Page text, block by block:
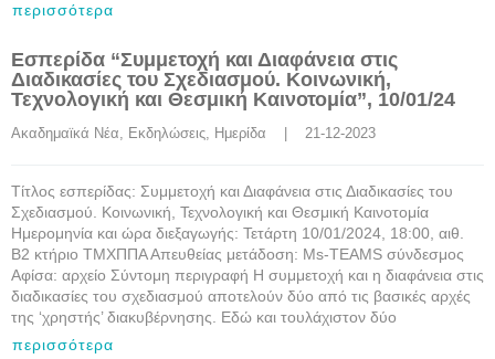
περισσότερα
Εσπερίδα “Συμμετοχή και Διαφάνεια στις
Διαδικασίες του Σχεδιασμού. Κοινωνική,
Τεχνολογική και Θεσμική Καινοτομία”, 10/01/24
Ακαδημαϊκά Νέα, Εκδηλώσεις, Ημερίδα
    |    21-12-2023
Τίτλος εσπερίδας: Συμμετοχή και Διαφάνεια στις Διαδικασίες του
Σχεδιασμού. Κοινωνική, Τεχνολογική και Θεσμική Καινοτομία
Ημερομηνία και ώρα διεξαγωγής: Τετάρτη 10/01/2024, 18:00, αιθ.
Β2 κτήριο ΤΜΧΠΠΑ Απευθείας μετάδοση: Μs-ΤΕΑΜS σύνδεσμος
Αφίσα: αρχείο Σύντομη περιγραφή Η συμμετοχή και η διαφάνεια στις
διαδικασίες του σχεδιασμού αποτελούν δύο από τις βασικές αρχές
της ‘χρηστής’ διακυβέρνησης. Εδώ και τουλάχιστον δύο
περισσότερα